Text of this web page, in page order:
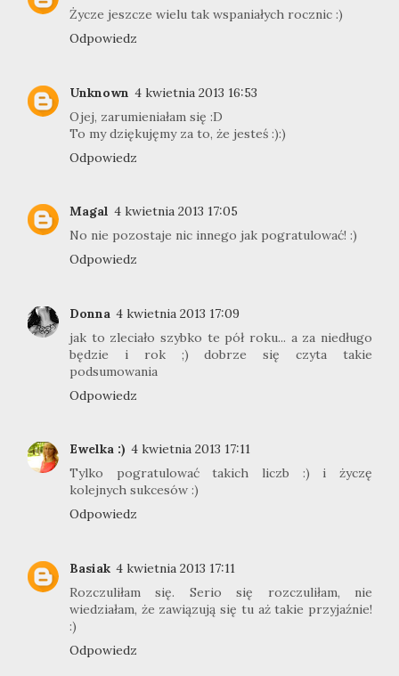
Życze jeszcze wielu tak wspaniałych rocznic :)
Odpowiedz
Unknown 4 kwietnia 2013 16:53
Ojej, zarumieniałam się :D
To my dziękujęmy za to, że jesteś :):)
Odpowiedz
Magal 4 kwietnia 2013 17:05
No nie pozostaje nic innego jak pogratulować! :)
Odpowiedz
Donna 4 kwietnia 2013 17:09
jak to zleciało szybko te pół roku... a za niedługo
będzie i rok ;) dobrze się czyta takie
podsumowania
Odpowiedz
Ewelka :) 4 kwietnia 2013 17:11
Tylko pogratulować takich liczb :) i życzę
kolejnych sukcesów :)
Odpowiedz
Basiak 4 kwietnia 2013 17:11
Rozczuliłam się. Serio się rozczuliłam, nie
wiedziałam, że zawiązują się tu aż takie przyjaźnie!
:)
Odpowiedz